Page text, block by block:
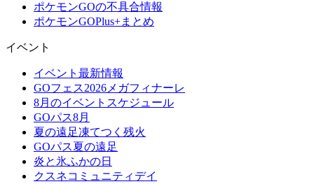
ポケモンGOの不具合情報
ポケモンGOPlus+まとめ
イベント
イベント最新情報
GOフェス2026メガフィナーレ
8月のイベントスケジュール
GOパス8月
夏の遠足凍てつく残火
GOパス夏の遠足
炎と氷ふかの日
クスネコミュニティデイ